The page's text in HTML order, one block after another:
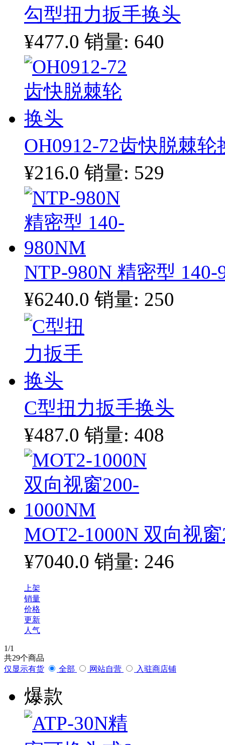
勾型扭力扳手换头
¥477.0 销量: 640
OH0912-72齿快脱棘轮
¥216.0 销量: 529
NTP-980N 精密型 140-
¥6240.0 销量: 250
C型扭力扳手换头
¥487.0 销量: 408
MOT2-1000N 双向视
¥7040.0 销量: 246
上架
销量
价格
更新
人气
1/1
共29个商品
仅显示有货
全部 网站自营 入驻商店铺
爆款